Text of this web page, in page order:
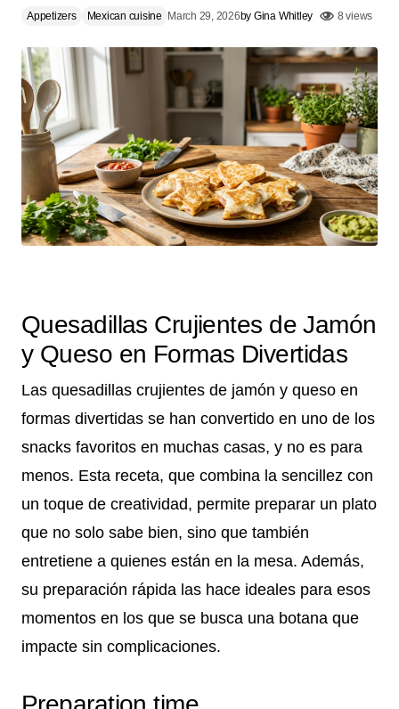
Appetizers Mexican cuisine March 29, 2026by Gina Whitley 8 views
Quesadillas Crujientes de Jamón
y Queso en Formas Divertidas
Las quesadillas crujientes de jamón y queso en
formas divertidas se han convertido en uno de los
snacks favoritos en muchas casas, y no es para
menos. Esta receta, que combina la sencillez con
un toque de creatividad, permite preparar un plato
que no solo sabe bien, sino que también
entretiene a quienes están en la mesa. Además,
su preparación rápida las hace ideales para esos
momentos en los que se busca una botana que
impacte sin complicaciones.